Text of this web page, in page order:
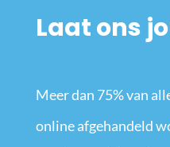
Laat ons
Meer dan 75% van
online afgehandeld